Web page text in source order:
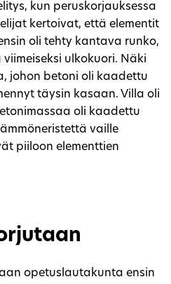
kun peruskorjauksessa
kertoivat, että elementit
oli tehty kantava runko,
ulkokuori. Näki
johon betoni oli kaadettu
täysin kasaan. Villa oli
oli kaadettu
vaille
piiloon elementtien
opetuslautakunta ensin